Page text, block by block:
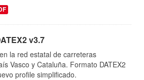
v3.7
la red estatal de carreteras
Vasco y Cataluña. Formato DATEX2
profile simplificado.